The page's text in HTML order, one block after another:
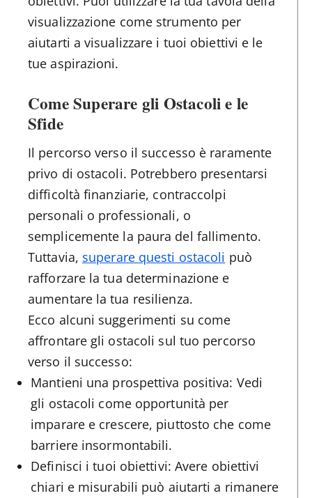
visualizzazione come strumento per
aiutarti a visualizzare i tuoi obiettivi e le
tue aspirazioni.
Come Superare gli Ostacoli e le
Sfide
Il percorso verso il successo è raramente
privo di ostacoli. Potrebbero presentarsi
difficoltà finanziarie, contraccolpi
personali o professionali, o
semplicemente la paura del fallimento.
Tuttavia, superare questi ostacoli può
rafforzare la tua determinazione e
aumentare la tua resilienza.
Ecco alcuni suggerimenti su come
affrontare gli ostacoli sul tuo percorso
verso il successo:
Mantieni una prospettiva positiva: Vedi
gli ostacoli come opportunità per
imparare e crescere, piuttosto che come
barriere insormontabili.
Definisci i tuoi obiettivi: Avere obiettivi
chiari e misurabili può aiutarti a rimanere